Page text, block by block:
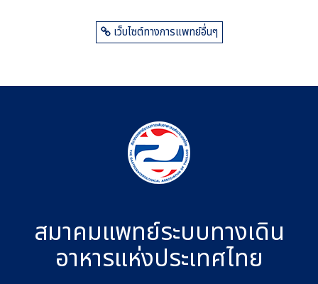
เว็บไซต์ทางการแพทย์อื่นๆ
สมาคมแพทย์ระบบทางเดิน
อาหารแห่งประเทศไทย